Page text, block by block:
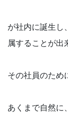
が社内に誕生
属することが出
その社員のため
あくまで自然に